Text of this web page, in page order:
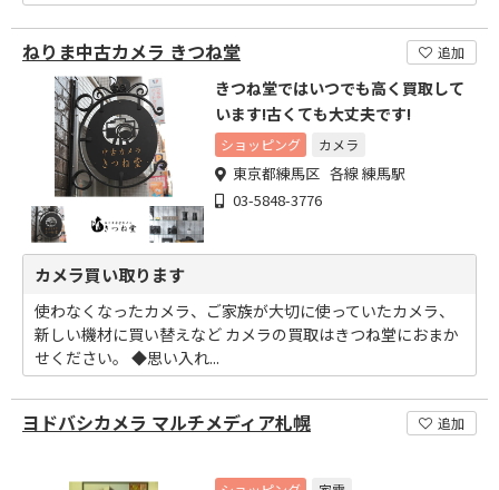
ねりま中古カメラ きつね堂 追加
きつね堂ではいつでも高く買取して
います!古くても大丈夫です!
ショッピング カメラ
東京都練馬区 各線 練馬駅
03-5848-3776
カメラ買い取ります
使わなくなったカメラ、ご家族が大切に使っていたカメラ、
新しい機材に買い替えなど カメラの買取はきつね堂におまか
せください。 ◆思い入れ...
ヨドバシカメラ マルチメディア札幌 追加